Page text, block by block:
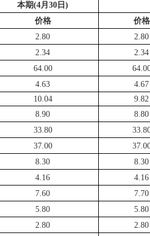
本期(4月 30 日 )
价格
价格
2.80 2.80
2.34 2.34
64.00
4.63 4.67
10.04 9.82
8.90 8.80
33.80
37.00
8.30 8.30
4.16 4.16
7.60 7.70
5.80 5.80
2.80 2.80